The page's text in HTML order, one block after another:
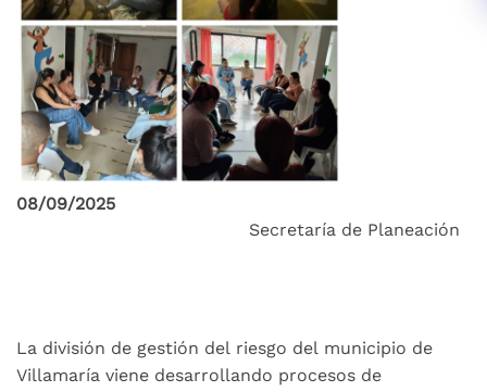
08/09/2025
Secretaría de Planeación
La división de gestión del riesgo del municipio de
Villamaría viene desarrollando procesos de